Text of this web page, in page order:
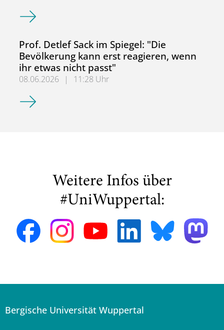
Deutschlandfunk-Magazin mit Prof. Sack:
Prof. Detlef Sack im Spiegel: "Die
Bevölkerung kann erst reagieren, wenn
ihr etwas nicht passt"
08.06.2026 |
11:28 Uhr
Prof. Detlef Sack im Spiegel: "Die Bevölkerung kann
Weitere Infos über
#UniWuppertal:
Bergische Universität Wuppertal